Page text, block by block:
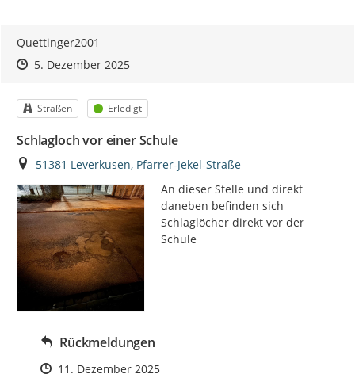
Quettinger2001
Zeitpunkt des Erstellens
Zeitpunkt des Erstellens
5. Dezember 2025Zur Äußerung
Kategorie
Straßen Status
Erledigt
Schlagloch vor einer Schule
Ort
51381 Leverkusen, Pfarrer-Jekel-Straße
An dieser Stelle und direkt
daneben befinden sich
Schlaglöcher direkt vor der
Schule
Rückmeldungen
Zeitpunkt des Erstellens
11. Dezember 2025